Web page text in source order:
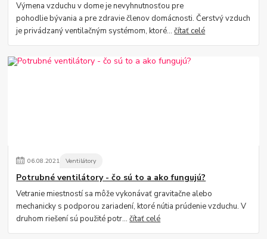
Výmena vzduchu v dome je nevyhnutnosťou pre
pohodlie bývania a pre zdravie členov domácnosti. Čerstvý vzduch
je privádzaný ventilačným systémom, ktoré...čítať celé
06.08.2021 Ventilátory
Potrubné ventilátory - čo sú to a ako fungujú?
Vetranie miestností sa môže vykonávať gravitačne alebo
mechanicky s podporou zariadení, ktoré nútia prúdenie vzduchu. V
druhom riešení sú použité potr...čítať celé